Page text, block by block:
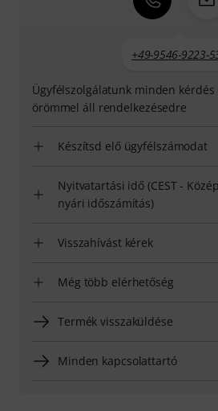
+49-9546-9223-
Ügyfélszolgálatunk minden kérdés
örömmel áll rendelkezésedre
Készítsd elő ügyfélszámodat
Nyitvatartási idő (CEST -
nyári időszámítás)
Visszahívást kérek
Még több elérhetőség
Termék visszaküldése
Minden kapcsolattartó